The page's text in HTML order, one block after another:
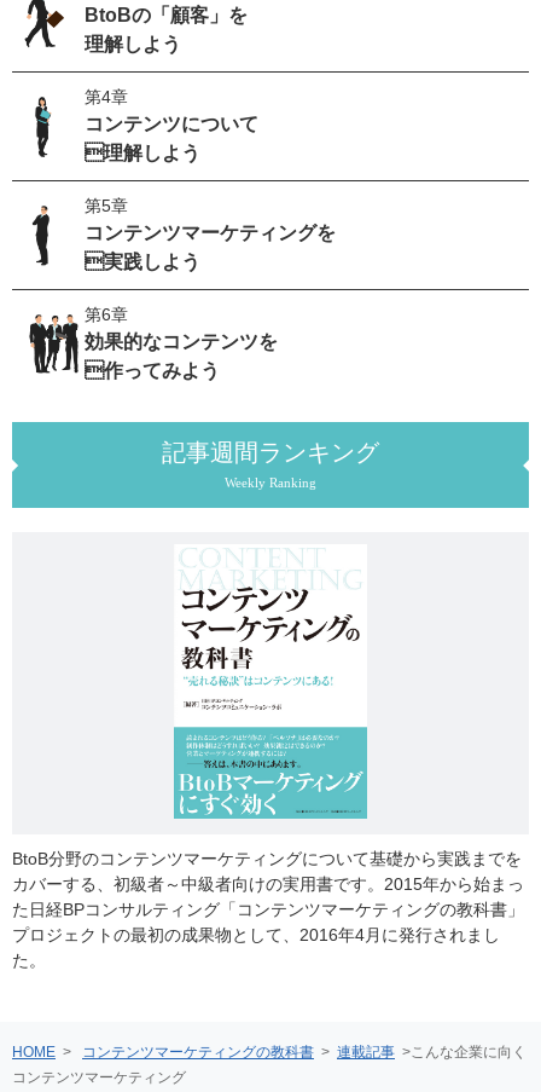
BtoBの「顧客」を
理解しよう
第4章
コンテンツについて
理解しよう
第5章
コンテンツマーケティングを
実践しよう
第6章
効果的なコンテンツを
作ってみよう
記事週間ランキング
Weekly Ranking
BtoB分野のコンテンツマーケティングについて基礎から実践までを
カバーする、初級者～中級者向けの実用書です。2015年から始まっ
た日経BPコンサルティング「コンテンツマーケティングの教科書」
プロジェクトの最初の成果物として、2016年4月に発行されまし
た。
HOME > コンテンツマーケティングの教科書 > 連載記事 >こんな企業に向く
コンテンツマーケティング